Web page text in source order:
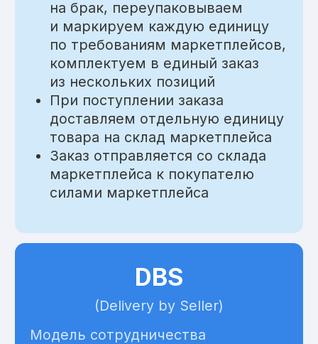
Дистанционно заключаем
договор, выставляем счет
Заключение
договора
03
складские операции, осуществляем
Логистика
04
документы